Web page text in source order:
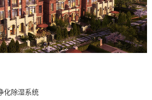
化除湿系统